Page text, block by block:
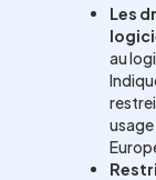
Les
au